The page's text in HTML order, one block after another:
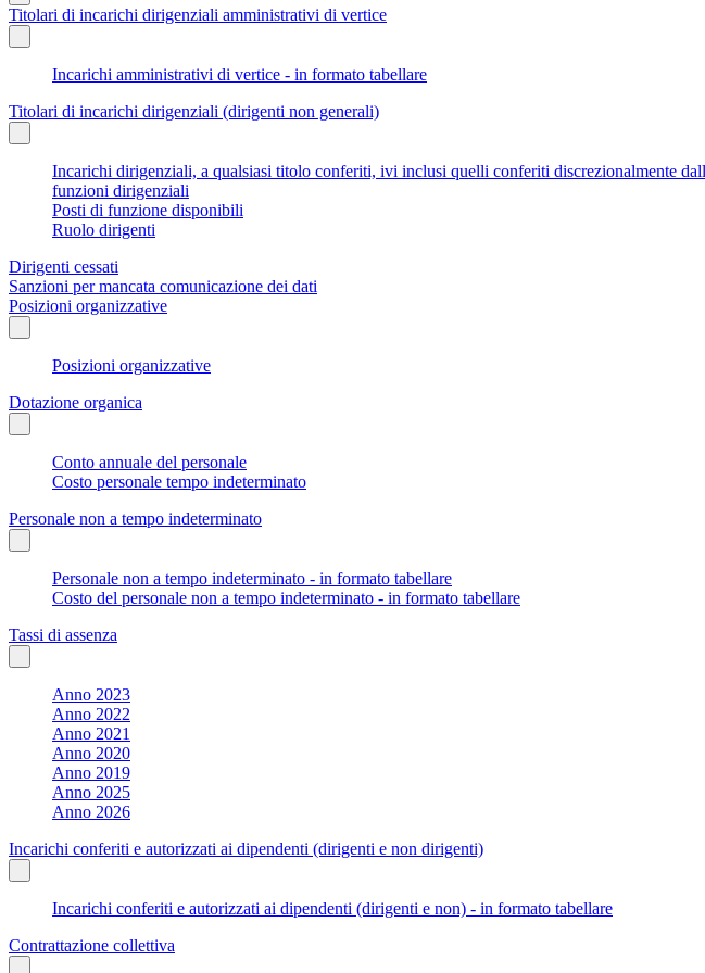
Titolari di incarichi dirigenziali amministrativi di vertice
Incarichi amministrativi di vertice - in formato tabellare
Titolari di incarichi dirigenziali (dirigenti non generali)
Incarichi dirigenziali, a qualsiasi titolo conferiti, ivi inclusi quelli conferiti discrezionalmente
funzioni dirigenziali
Posti di funzione disponibili
Ruolo dirigenti
Dirigenti cessati
Sanzioni per mancata comunicazione dei dati
Posizioni organizzative
Posizioni organizzative
Dotazione organica
Conto annuale del personale
Costo personale tempo indeterminato
Personale non a tempo indeterminato
Personale non a tempo indeterminato - in formato tabellare
Costo del personale non a tempo indeterminato - in formato tabellare
Tassi di assenza
Anno 2023
Anno 2022
Anno 2021
Anno 2020
Anno 2019
Anno 2025
Anno 2026
Incarichi conferiti e autorizzati ai dipendenti (dirigenti e non dirigenti)
Incarichi conferiti e autorizzati ai dipendenti (dirigenti e non) - in formato tabellare
Contrattazione collettiva